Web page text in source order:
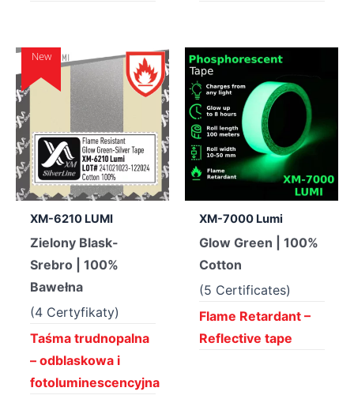
New
XM-6210 LUMI
Zielony Blask-
Srebro | 100%
Bawełna
(4 Certyfikaty)
Taśma trudnopalna
– odblaskowa i
fotoluminescencyjna
XM-7000 Lumi
Glow Green | 100%
Cotton
(5 Certificates)
Flame Retardant –
Reflective tape